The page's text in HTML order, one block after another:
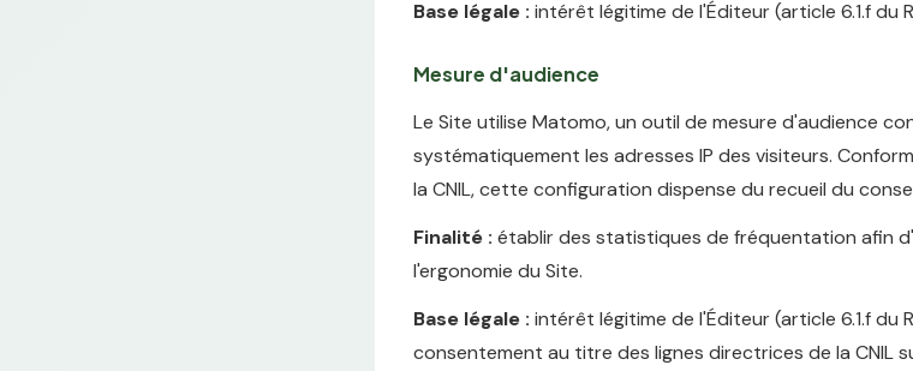
Base légale : intérêt légitime de l'Éditeur (article 6.1.f du
Mesure d'audience
Le Site utilise Matomo, un outil de mesure d'audience
systématiquement les adresses IP des visiteurs.
la CNIL, cette configuration dispense du recueil du
Finalité : établir des statistiques de fréquentation afin
l'ergonomie du Site.
Base légale : intérêt légitime de l'Éditeur (article 6.1.f du
consentement au titre des lignes directrices de la CNIL